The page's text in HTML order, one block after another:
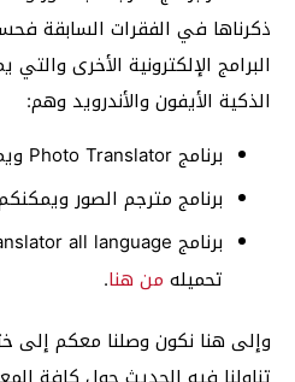
ذكرناها في الفقرات السابقة
البرامج الإلكترونية الأخرى
الذكية الأيفون والأندرويد وهم:
برنامج Photo Translator ويمكنكم تحميله
برنامج مترجم الصور
تحميله من هنا.
وإلى هنا نكون وصلنا معكم إلى